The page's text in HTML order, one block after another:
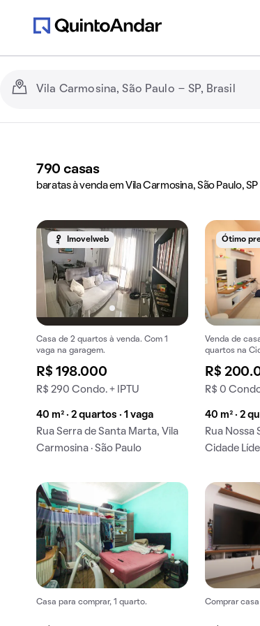
790 casas
baratas à venda em Vila Carmosina, São Paulo, SP
Imovelweb
Casa de 2 quartos à venda. Com 1
vaga na garagem.
R$ 198.000
R$ 290 Condo. + IPTU
40 m² · 2 quartos · 1 vaga
Rua Serra de Santa Marta, Vila
Carmosina · São Paulo
Venda de
quartos na
R$
R$ 0
40 m² · 2
Rua Nossa
Cidade
Casa para comprar, 1 quarto. Comprar